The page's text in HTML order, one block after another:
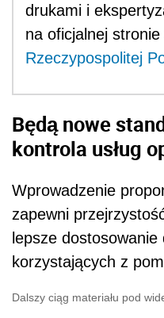
drukami i
na oficjalnej stronie
Rzeczypospolitej
Będą nowe
kontrola usług
Wprowadzenie
zapewni
lepsze
korzystających z
Dalszy ciąg materiału pod